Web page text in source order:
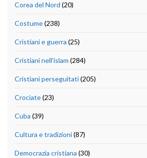
Corea del Nord (20)
Costume(238)
Cristiani e guerra (25)
Cristiani nell'islam (284)
Cristiani perseguitati(205)
Crociate(23)
Cuba (39)
Cultura e tradizioni(87)
Democrazia cristiana (30)